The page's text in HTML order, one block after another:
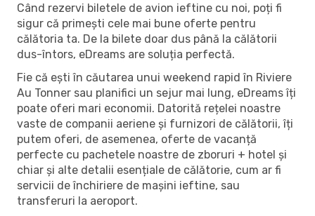
Când rezervi biletele de avion ieftine cu noi, poți fi
sigur că primești cele mai bune oferte pentru
călătoria ta. De la bilete doar dus până la călătorii
dus-întors, eDreams are soluția perfectă.
Fie că ești în căutarea unui weekend rapid în Riviere
Au Tonner sau planifici un sejur mai lung, eDreams îți
poate oferi mari economii. Datorită rețelei noastre
vaste de companii aeriene și furnizori de călătorii, îți
putem oferi, de asemenea, oferte de vacanță
perfecte cu pachetele noastre de zboruri + hotel și
chiar și alte detalii esențiale de călătorie, cum ar fi
servicii de închiriere de mașini ieftine, sau
transferuri la aeroport.